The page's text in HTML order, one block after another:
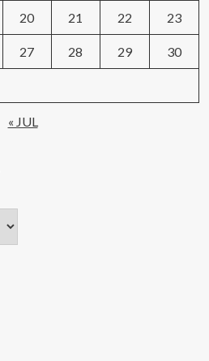
20 21 22 23
27 28 29 30
« JUL